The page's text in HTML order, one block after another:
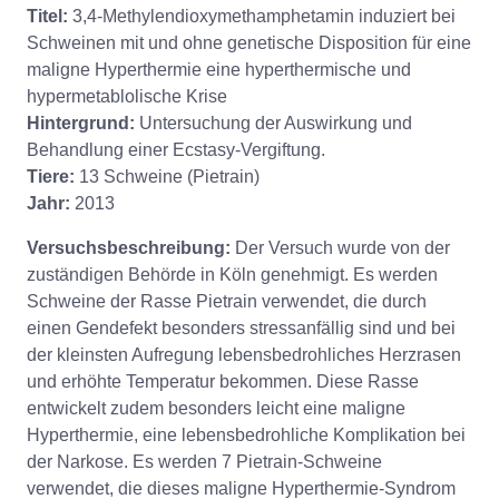
Titel: 3,4-Methylendioxymethamphetamin induziert bei
Schweinen mit und ohne genetische Disposition für eine
maligne Hyperthermie eine hyperthermische und
hypermetablolische Krise
Hintergrund: Untersuchung der Auswirkung und
Behandlung einer Ecstasy-Vergiftung.
Tiere: 13 Schweine (Pietrain)
Jahr: 2013
Versuchsbeschreibung: Der Versuch wurde von der
zuständigen Behörde in Köln genehmigt. Es werden
Schweine der Rasse Pietrain verwendet, die durch
einen Gendefekt besonders stressanfällig sind und bei
der kleinsten Aufregung lebensbedrohliches Herzrasen
und erhöhte Temperatur bekommen. Diese Rasse
entwickelt zudem besonders leicht eine maligne
Hyperthermie, eine lebensbedrohliche Komplikation bei
der Narkose. Es werden 7 Pietrain-Schweine
verwendet, die dieses maligne Hyperthermie-Syndrom